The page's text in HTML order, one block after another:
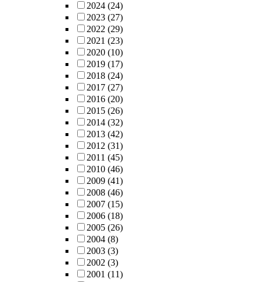
2024 (24)
2023 (27)
2022 (29)
2021 (23)
2020 (10)
2019 (17)
2018 (24)
2017 (27)
2016 (20)
2015 (26)
2014 (32)
2013 (42)
2012 (31)
2011 (45)
2010 (46)
2009 (41)
2008 (46)
2007 (15)
2006 (18)
2005 (26)
2004 (8)
2003 (3)
2002 (3)
2001 (11)